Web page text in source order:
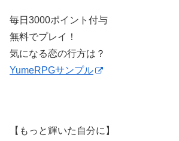
毎日3000ポイント付与
無料でプレイ！
気になる恋の行方は？
YumeRPGサンプル
【もっと輝いた自分に】